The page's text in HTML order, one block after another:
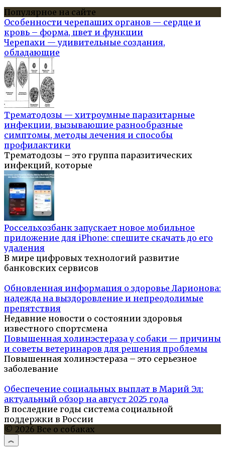
Популярное на сайте
Особенности черепаших органов — сердце и
кровь – форма, цвет и функции
Черепахи — удивительные создания,
обладающие
Трематодозы — хитроумные паразитарные
инфекции, вызывающие разнообразные
симптомы, методы лечения и способы
профилактики
Трематодозы – это группа паразитических
инфекций, которые
Россельхозбанк запускает новое мобильное
приложение для iPhone: спешите скачать до его
удаления
В мире цифровых технологий развитие
банковских сервисов
Обновленная информация о здоровье Ларионова:
надежда на выздоровление и непреодолимые
препятствия
Недавние новости о состоянии здоровья
известного спортсмена
Повышенная холинэстераза у собаки — причины
и советы ветеринаров для решения проблемы
Повышенная холинэстераза – это серьезное
заболевание
Обеспечение социальных выплат в Марий Эл:
актуальный обзор на август 2025 года
В последние годы система социальной
поддержки в России
© 2026 Все о собаках